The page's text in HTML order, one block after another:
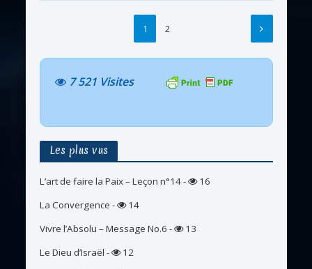
1 2
7 521 Visites
Les plus vus
L’art de faire la Paix – Leçon n°14-
16
La Convergence -
14
Vivre l’Absolu – Message No.6 -
13
Le Dieu d’Israël -
12